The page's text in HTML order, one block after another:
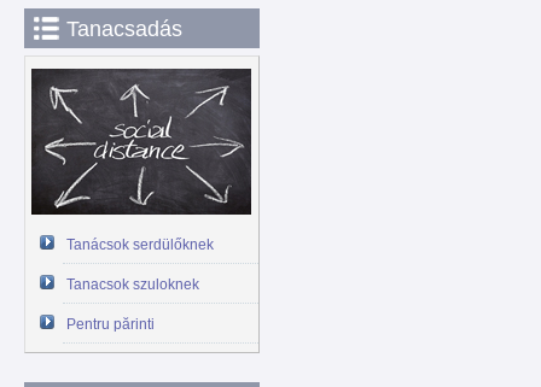
Tanacsadás
Tanácsok serdülőknek
Tanacsok szuloknek
Pentru părinti